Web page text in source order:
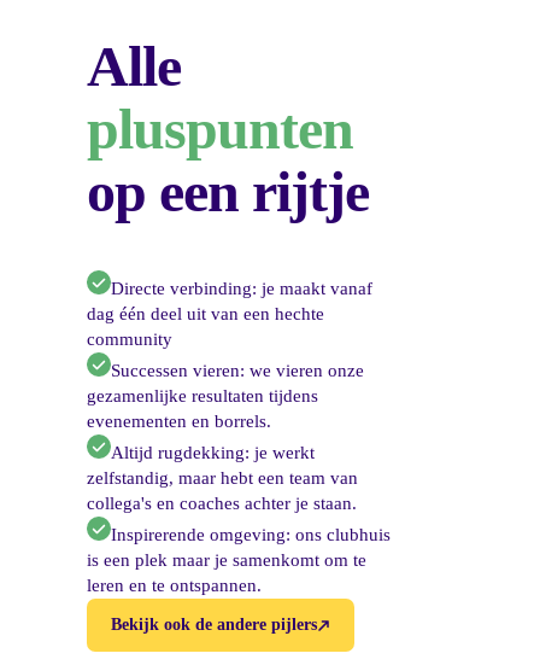
Alle
pluspunten
op een rijtje
Directe verbinding: je maakt vanaf
dag één deel uit van een hechte
community
Successen vieren: we vieren onze
gezamenlijke resultaten tijdens
evenementen en borrels.
Altijd rugdekking: je werkt
zelfstandig, maar hebt een team van
collega's en coaches achter je staan.
Inspirerende omgeving: ons clubhuis
is een plek maar je samenkomt om te
leren en te ontspannen.
Bekijk ook de andere pijlers